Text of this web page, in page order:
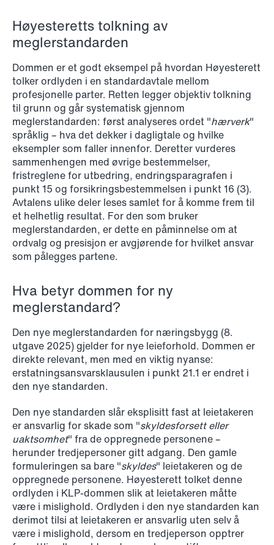
NEWS
When your former founder takes the
database
Read more
NEWS
Data centers: The cloud and AI
development act
Read more
Høyesteretts tolkning av
meglerstandarden
Dommen er et godt eksempel på hvordan Høyesterett
tolker ordlyden i en standardavtale mellom
profesjonelle parter. Retten legger objektiv tolkning
til grunn og går systematisk gjennom
meglerstandarden: først analyseres ordet "hærverk"
språklig – hva det dekker i dagligtale og hvilke
eksempler som faller innenfor. Deretter vurderes
sammenhengen med øvrige bestemmelser,
fristreglene for utbedring, endringsparagrafen i
punkt 15 og forsikringsbestemmelsen i punkt 16 (3).
Avtalens ulike deler leses samlet for å komme frem til
et helhetlig resultat. For den som bruker
meglerstandarden, er dette en påminnelse om at
ordvalg og presisjon er avgjørende for hvilket ansvar
som pålegges partene.
Hva betyr dommen for ny
meglerstandard?
Den nye meglerstandarden for næringsbygg (8.
utgave 2025) gjelder for nye leieforhold. Dommen er
direkte relevant, men med en viktig nyanse:
erstatningsansvarsklausulen i punkt 21.1 er endret i
den nye standarden.
Den nye standarden slår eksplisitt fast at leietakeren
er ansvarlig for skade som "skyldesforsett eller
uaktsomhet" fra de oppregnede personene –
herunder tredjepersoner gitt adgang. Den gamle
formuleringen sa bare "skyldes" leietakeren og de
oppregnede personene. Høyesterett tolket denne
ordlyden i KLP-dommen slik at leietakeren måtte
være i mislighold. Ordlyden i den nye standarden kan
derimot tilsi at leietakeren er ansvarlig uten selv å
være i mislighold, dersom en tredjeperson opptrer